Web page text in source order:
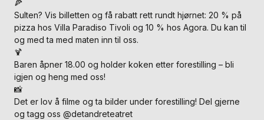
🍕
Sulten? Vis billetten og få rabatt rett rundt hjørnet: 20 % på
pizza hos Villa Paradiso Tivoli og 10 % hos Agora. Du kan til
og med ta med maten inn til oss.
🍹
Baren åpner 18.00 og holder koken etter forestilling – bli
igjen og heng med oss!
📸
Det er lov å filme og ta bilder under forestilling! Del gjerne
og tagg oss @detandreteatret